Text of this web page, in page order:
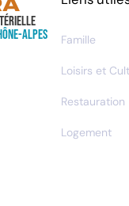
Alpes Famille
Loisirs et
Restauration
Logement